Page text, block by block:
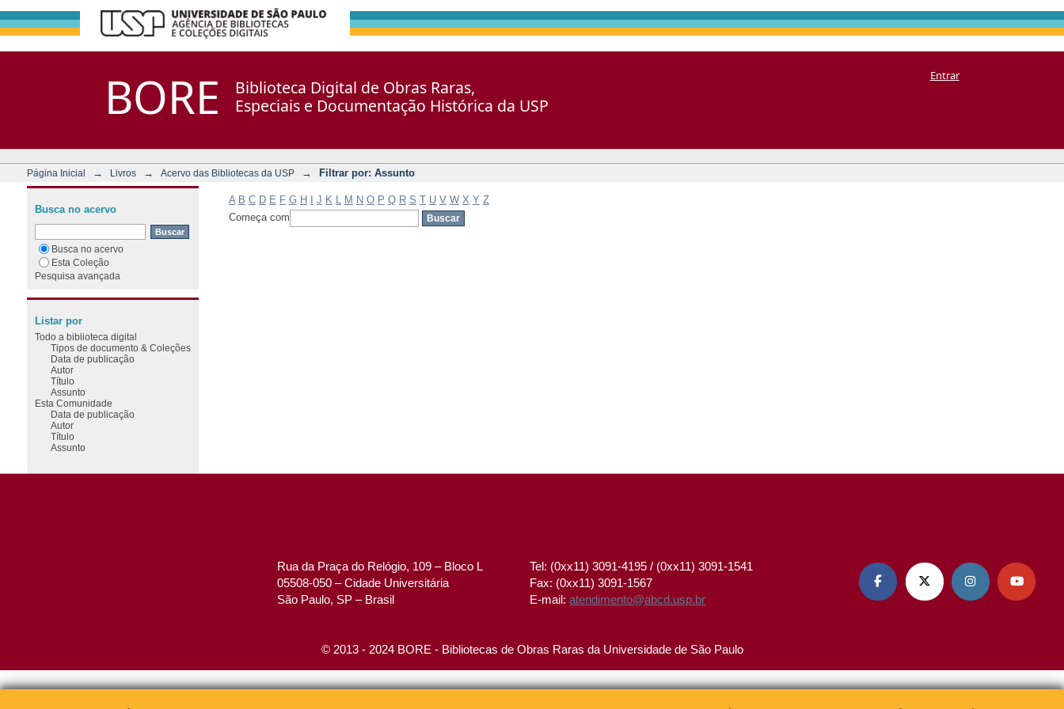
BORE
Biblioteca Digital de Obras Raras,
Especiais e Documentação Histórica da USP
Entrar
Página Inicial → Livros → Acervo das Bibliotecas da USP → Filtrar por: Assunto
A B C D E F G H J K M N O P Q R S T U V W X Y Z
Começa com
Busca no acervo
Busca no acervo
Esta Coleção
Pesquisa avançada
Listar por
Todo a biblioteca digital
Tipos de documento & Coleções
Data de publicação
Autor
Título
Assunto
Esta Comunidade
Data de publicação
Autor
Título
Assunto
Rua da Praça do Relógio, 109 – Bloco L
05508-050 – Cidade Universitária
São Paulo, SP – Brasil
Tel: (0xx11) 3091-4195 / (0xx11) 3091-1541
Fax: (0xx11) 3091-1567
E-mail:atendimento@abcd.usp.br
   
© 2013 - 2024 BORE - Bibliotecas de Obras Raras da Universidade de São Paulo